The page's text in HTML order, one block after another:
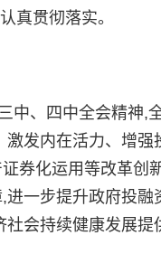
真贯彻落实。
、四中全会精神,
发内在活力、增
券化运用等改革创
一步提升政府投
会持续健康发展提